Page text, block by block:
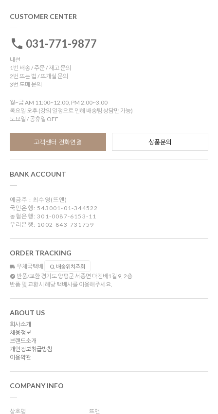
CUSTOMER CENTER
031-771-9877
내선
1번 배송 / 주문 / 재고 문의
2번 뜨는 법 / 뜨개실 문의
3번 도매 문의
월~금 AM 11:00~12:00, PM 2:00~3:00
목요일 오후 (강의 일정으로 인해 배송팀 상담만 가능)
토요일 / 공휴일 OFF
고객센터 전화연결 상품문의
BANK ACCOUNT
예금주 : 최수영(뜨앤)
국민은행: 543001-01-344522
농협은행: 301-0087-6153-11
우리은행: 1002-843-731759
ORDER TRACKING
우체국택배 배송위치조회
반품/교환 경기도 양평군 서종면 마진배1길 9, 2층
반품 및 교환시 해당 택배사를 이용해주세요.
ABOUT US
회사소개
채용정보
브랜드소개
개인정보취급방침
이용약관
COMPANY INFO
상호명 뜨앤